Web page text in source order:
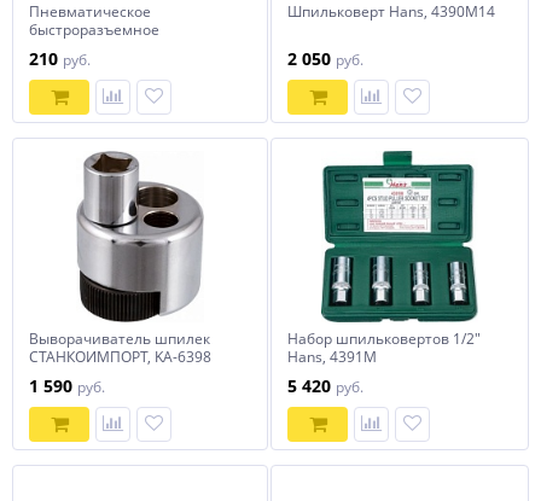
Пневматическое
быстроразъемное
резьбой 1/4" G, Hans, 8513-2P
210 руб.
Шпильковерт Hans, 4390M14
2 050 руб.
Выворачиватель шпилек
СТАНКОИМПОРТ, KA-6398
1 590 руб.
Набор шпильковертов 1/2"
Hans, 4391M
5 420 руб.